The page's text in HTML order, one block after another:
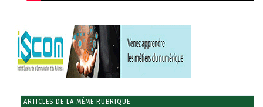
ARTICLES DE LA MÊME RUBRIQUE